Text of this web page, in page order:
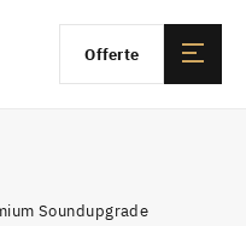
Offerte
Soundupgrade